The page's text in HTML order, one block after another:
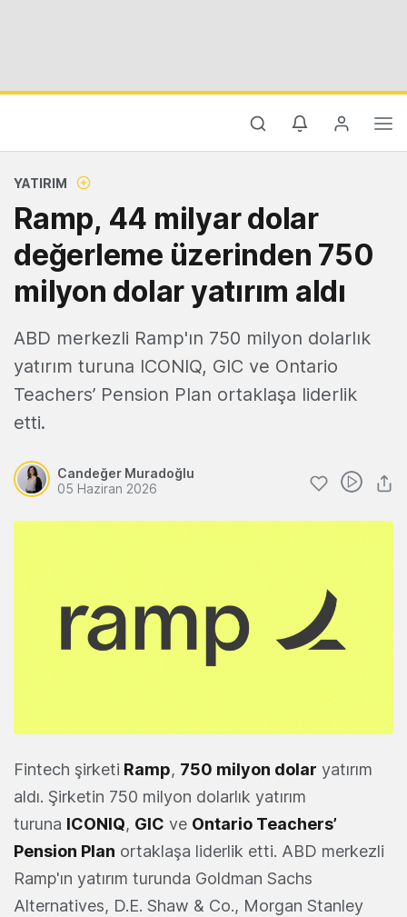
YATIRIM
Ramp, 44 milyar dolar
değerleme üzerinden 750
milyon dolar yatırım aldı
ABD merkezli Ramp'ın 750 milyon dolarlık
yatırım turuna ICONIQ, GIC ve Ontario
Teachers’ Pension Plan ortaklaşa liderlik
etti.
Candeğer Muradoğlu
05 Haziran 2026
Fintech şirketi Ramp, 750 milyon dolar yatırım
aldı. Şirketin 750 milyon dolarlık yatırım
turuna ICONIQ, GIC ve Ontario Teachers’
Pension Plan ortaklaşa liderlik etti. ABD merkezli
Ramp'ın yatırım turunda Goldman Sachs
Alternatives, D.E. Shaw & Co., Morgan Stanley